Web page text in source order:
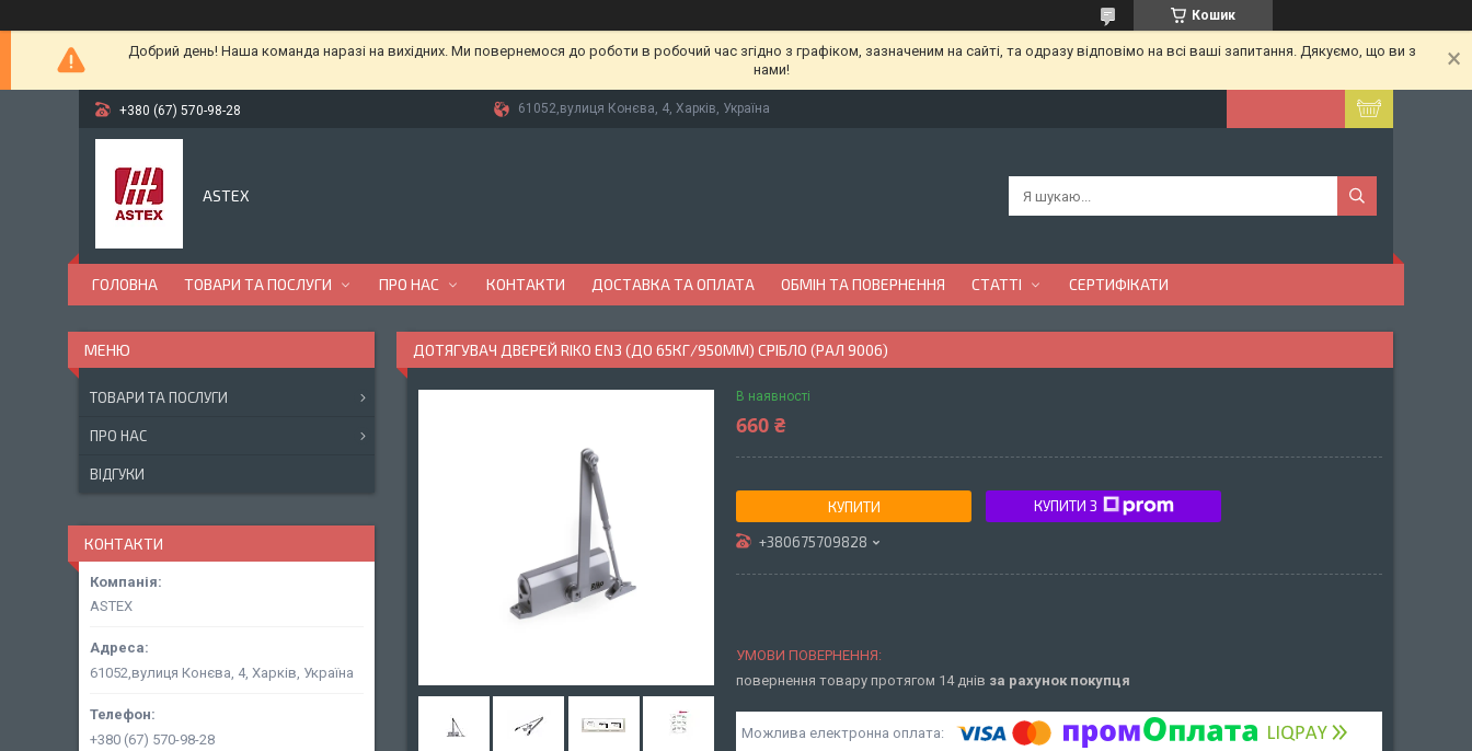
Кошик
Добрий день! Наша команда наразі на вихідних. Ми повернемося до роботи в робочий час згідно з графіком, зазначеним на сайті, та одразу відповімо на всі ваші запитання. Дякуємо, що ви з
нами!
+380 (67) 570-98-28 61052,вулиця Конєва, 4, Харків, Україна
ASTEX
ГОЛОВНА ТОВАРИ ТА ПОСЛУГИ ПРО НАС КОНТАКТИ ДОСТАВКА ТА ОПЛАТА ОБМІН ТА ПОВЕРНЕННЯ СТАТТІ СЕРТИФІКАТИ
ДОТЯГУВАЧ ДВЕРЕЙ RIKO EN3 (ДО 65КГ/950ММ) СРІБЛО (РАЛ 9006)
В наявності
660 ₴
КУПИТИ КУПИТИ З
+380675709828
повернення товару протягом 14 днів за рахунок покупця
ТОВАРИ ТА ПОСЛУГИ
ПРО НАС
ВІДГУКИ
КОНТАКТИ
ASTEX
61052,вулиця Конєва, 4, Харків, Україна
+380 (67) 570-98-28